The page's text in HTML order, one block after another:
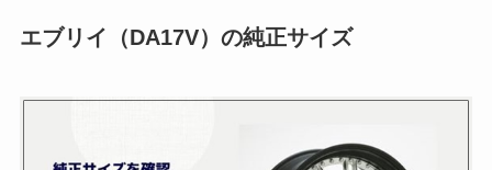
エブリイ（DA17V）の純正サイズ